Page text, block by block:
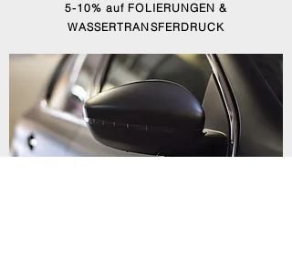
5-10% auf FOLIERUNGEN &
WASSERTRANSFERDRUCK